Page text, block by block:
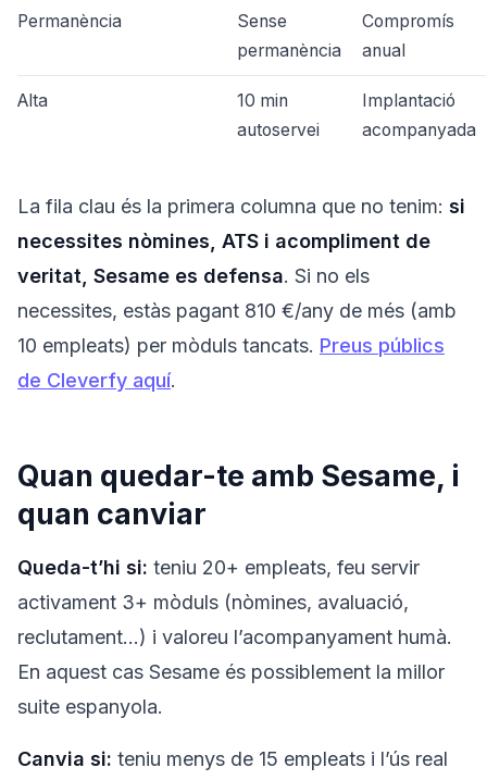
Permanència
Sense
permanència
Compromís
anual
Alta
10 min
autoservei
Implantació
acompanyada
La fila clau és la primera columna que no tenim: si
necessites nòmines, ATS i acompliment de
veritat, Sesame es defensa. Si no els
necessites, estàs pagant 810 €/any de més (amb
10 empleats) per mòduls tancats. Preus públics
de Cleverfy aquí.
Quan quedar-te amb Sesame, i
quan canviar
Queda-t’hi si: teniu 20+ empleats, feu servir
activament 3+ mòduls (nòmines, avaluació,
reclutament…) i valoreu l’acompanyament humà.
En aquest cas Sesame és possiblement la millor
suite espanyola.
Canvia si: teniu menys de 15 empleats i l’ús real